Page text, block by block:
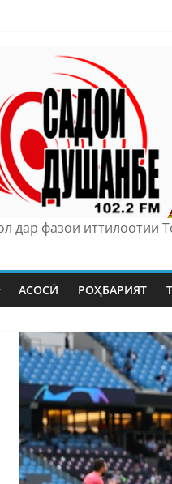
дар фазои иттилоотии
АСОСӢ РОҲБАРИЯТ